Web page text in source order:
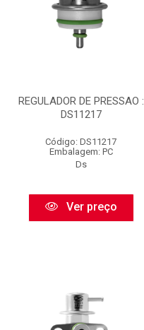
REGULADOR DE PRESSAO :
DS11217
Código: DS11217
Embalagem: PC
Ds
Ver preço